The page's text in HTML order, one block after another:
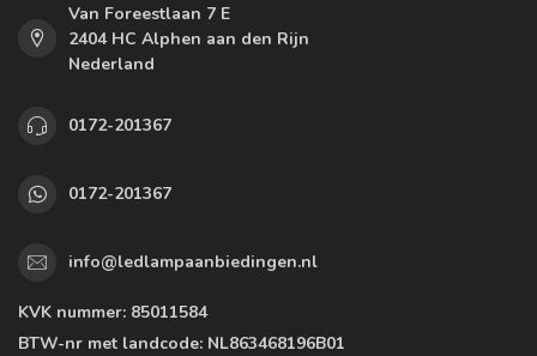
Van Foreestlaan 7 E
2404 HC Alphen aan den Rijn
Nederland
0172-201367
0172-201367
info@ledlampaanbiedingen.nl
KVK nummer: 85011584
BTW-nr met landcode: NL863468196B01